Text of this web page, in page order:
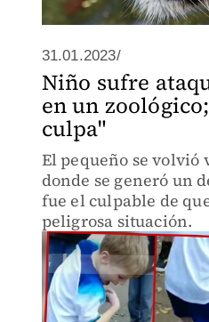
31.01.2023/
Niño sufre
en un
culpa"
El pequeño se volvió
donde se generó un
fue el culpable de
peligrosa situación.